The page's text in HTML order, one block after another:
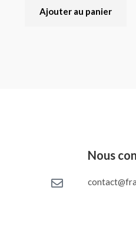
Ajouter au panier
Nous